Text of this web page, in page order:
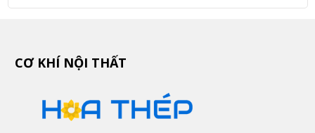
CƠ KHÍ NỘI THẤT